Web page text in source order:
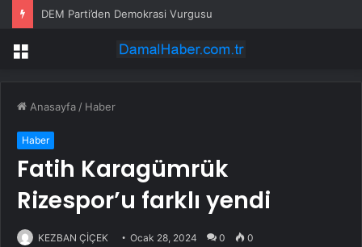
DEM Parti’den Demokrasi Vurgusu
Menü
Anasayfa / Haber
Haber
Fatih Karagümrük
Rizespor’u farklı yendi
KEZBAN ÇİÇEK Ocak 28, 2024 0 0